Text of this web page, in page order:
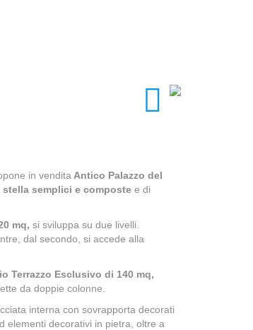
in vendita Antico Palazzo del
semplici e composte e di
mq, si sviluppa su due livelli.
dal secondo, si accede alla
Terrazzo Esclusivo di 140 mq,
da doppie colonne.
interna con sovrapporta decorati
elementi decorativi in pietra, oltre a